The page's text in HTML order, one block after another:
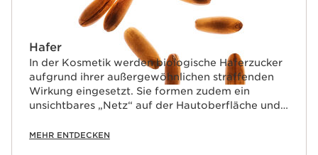
Hafer
In der Kosmetik werden biologische Haferzucker
aufgrund ihrer außergewöhnlichen straffenden
Wirkung eingesetzt. Sie formen zudem ein
unsichtbares „Netz“ auf der Hautoberfläche und
Zur Pflege der Wimpern werden sie aufgrund
MEHR ENTDECKEN